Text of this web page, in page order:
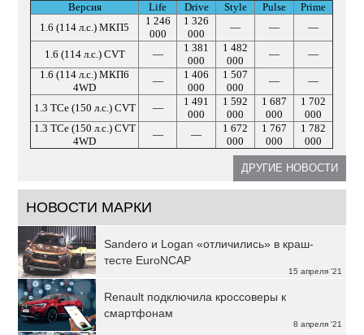
Версия Life Drive Style Pulse
Prime
1.6 (114 л.с.) МКП5
1 246
000
1 326
000
— — —
1.6 (114 л.с.) CVT —
1 381
000
1 482
000
—
—
1.6 (114 л.с.) МКП6
4WD
—
1 406
000
1 507
000
— —
1.3 TCe (150 л.с.) CVT —
1 491
000
1 592
000
1 687
000
1 702
000
1.3 TCe (150 л.с.) CVT
4WD
— —
1 672
000
1 767
000
1 782
000
ДРУГИЕ НОВОСТИ
НОВОСТИ МАРКИ
15 апреля '21
Sandero и Logan «отличились» в краш-
тесте EuroNCAP
8 апреля '21
Renault подключила кроссоверы к
смартфонам